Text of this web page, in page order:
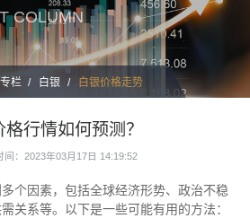
COLUMN
栏 白银 白银价格走势
格行情如何预测？
间：2023年03月17日 14:19:52
个因素，包括全球经济形势、政治不稳
关系等。以下是一些可能有用的方法：